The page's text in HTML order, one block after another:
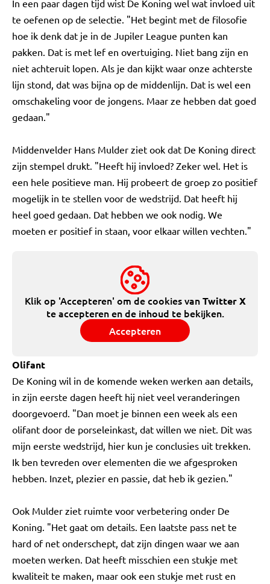
In een paar dagen tijd wist De Koning wel wat invloed uit
te oefenen op de selectie. "Het begint met de filosofie
hoe ik denk dat je in de Jupiler League punten kan
pakken. Dat is met lef en overtuiging. Niet bang zijn en
niet achteruit lopen. Als je dan kijkt waar onze achterste
lijn stond, dat was bijna op de middenlijn. Dat is wel een
omschakeling voor de jongens. Maar ze hebben dat goed
gedaan."
Middenvelder Hans Mulder ziet ook dat De Koning direct
zijn stempel drukt. "Heeft hij invloed? Zeker wel. Het is
een hele positieve man. Hij probeert de groep zo positief
mogelijk in te stellen voor de wedstrijd. Dat heeft hij
heel goed gedaan. Dat hebben we ook nodig. We
moeten er positief in staan, voor elkaar willen vechten."
Klik op 'Accepteren' om de cookies vanTwitter X
te accepteren en de inhoud te bekijken.
Accepteren
Olifant
De Koning wil in de komende weken werken aan details,
in zijn eerste dagen heeft hij niet veel veranderingen
doorgevoerd. "Dan moet je binnen een week als een
olifant door de porseleinkast, dat willen we niet. Dit was
mijn eerste wedstrijd, hier kun je conclusies uit trekken.
Ik ben tevreden over elementen die we afgesproken
hebben. Inzet, plezier en passie, dat heb ik gezien."
Ook Mulder ziet ruimte voor verbetering onder De
Koning. "Het gaat om details. Een laatste pass net te
hard of net onderschept, dat zijn dingen waar we aan
moeten werken. Dat heeft misschien een stukje met
kwaliteit te maken, maar ook een stukje met rust en